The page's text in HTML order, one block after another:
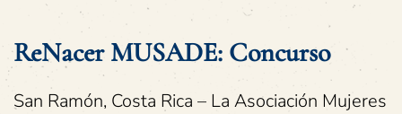
ReNacer MUSADE: Concurso
San Ramón, Costa Rica – La Asociación Mujeres